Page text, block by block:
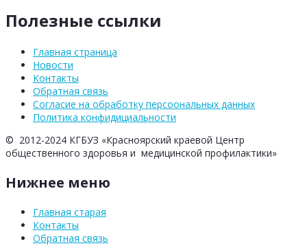
Полезные ссылки
Главная страница
Новости
Контакты
Обратная связь
Согласие на обработку персоональных данных
Политика конфидициальности
© 2012-2024 КГБУЗ «Красноярский краевой Центр
общественного здоровья и медицинской профилактики»
Нижнее меню
Главная старая
Контакты
Обратная связь